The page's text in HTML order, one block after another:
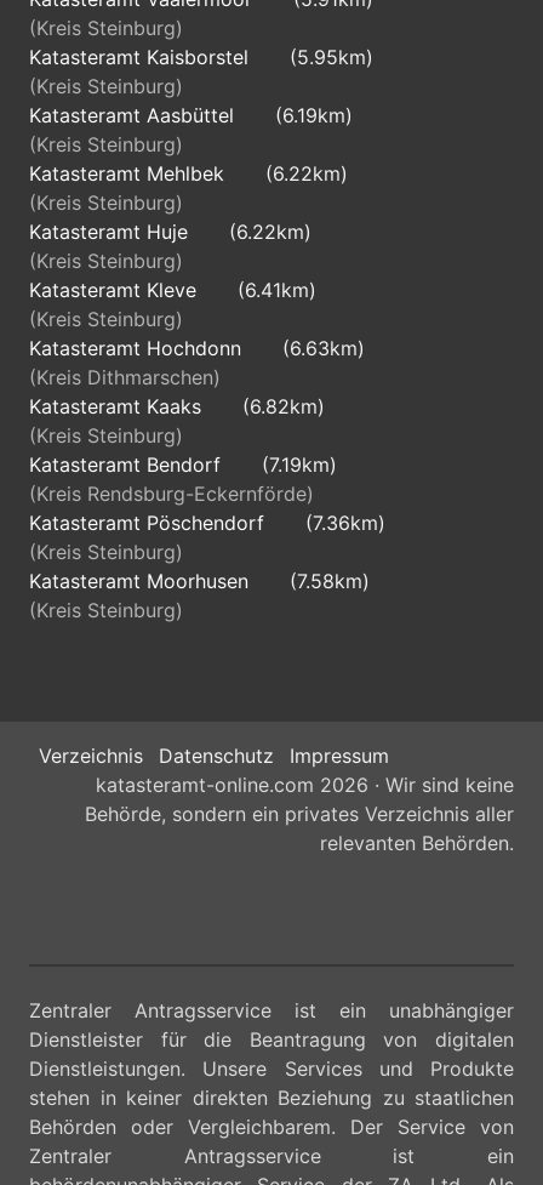
(Kreis Steinburg)
Katasteramt Kaisborstel
(5.95km)
(Kreis Steinburg)
Katasteramt Aasbüttel
(6.19km)
(Kreis Steinburg)
Katasteramt Mehlbek
(6.22km)
(Kreis Steinburg)
Katasteramt Huje
(6.22km)
(Kreis Steinburg)
Katasteramt Kleve
(6.41km)
(Kreis Steinburg)
Katasteramt Hochdonn
(6.63km)
(Kreis Dithmarschen)
Katasteramt Kaaks
(6.82km)
(Kreis Steinburg)
Katasteramt Bendorf
(7.19km)
(Kreis Rendsburg-Eckernförde)
Katasteramt Pöschendorf
(7.36km)
(Kreis Steinburg)
Katasteramt Moorhusen
(7.58km)
(Kreis Steinburg)
Verzeichnis Datenschutz
Impressum
katasteramt-online.com 2026 · Wir sind keine
Behörde, sondern ein privates Verzeichnis aller
relevanten Behörden.
Zentraler Antragsservice ist ein unabhängiger
Dienstleister für die Beantragung von digitalen
Dienstleistungen. Unsere Services und Produkte
stehen in keiner direkten Beziehung zu staatlichen
Behörden oder Vergleichbarem. Der Service von
Zentraler Antragsservice ist ein